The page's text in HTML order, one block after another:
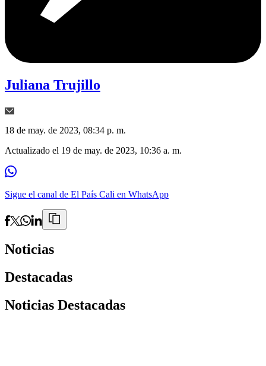
Juliana Trujillo
18 de may. de 2023, 08:34 p. m.
Actualizado el 19 de may. de 2023, 10:36 a. m.
Sigue el canal de El País Cali en WhatsApp
Noticias
Destacadas
Noticias Destacadas